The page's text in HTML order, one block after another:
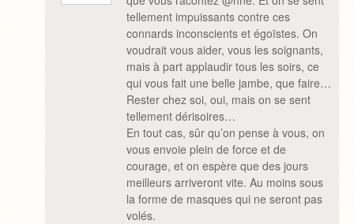
tellement impuissants contre ces
connards inconscients et égoïstes. On
voudrait vous aider, vous les soignants,
mais à part applaudir tous les soirs, ce
qui vous fait une belle jambe, que faire…
Rester chez soi, oui, mais on se sent
tellement dérisoires…
En tout cas, sûr qu’on pense à vous, on
vous envoie plein de force et de
courage, et on espère que des jours
meilleurs arriveront vite. Au moins sous
la forme de masques qui ne seront pas
volés.